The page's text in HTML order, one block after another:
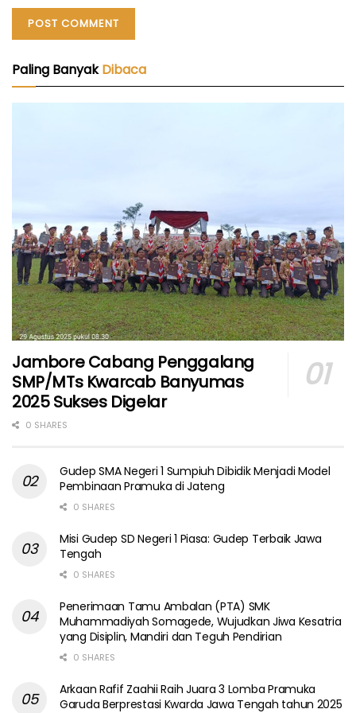
Paling BanyakDibaca
Jambore Cabang Penggalang
SMP/MTs Kwarcab Banyumas
2025 Sukses Digelar
0 SHARES
Gudep SMA Negeri 1 Sumpiuh Dibidik Menjadi Model
Pembinaan Pramuka di Jateng
0 SHARES
Misi Gudep SD Negeri 1 Piasa: Gudep Terbaik Jawa
Tengah
0 SHARES
Penerimaan Tamu Ambalan (PTA) SMK
Muhammadiyah Somagede, Wujudkan Jiwa Kesatria
yang Disiplin, Mandiri dan Teguh Pendirian
0 SHARES
Arkaan Rafif Zaahii Raih Juara 3 Lomba Pramuka
Garuda Berprestasi Kwarda Jawa Tengah tahun 2025